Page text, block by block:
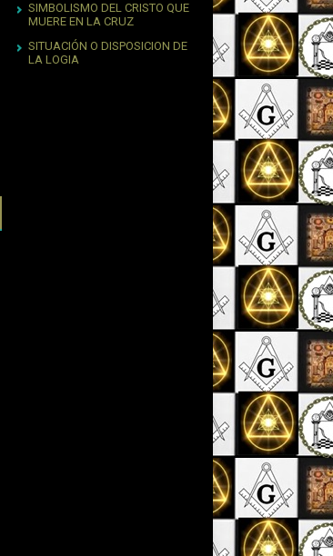
SIMBOLISMO DEL CRISTO QUE
MUERE EN LA CRUZ
SITUACIÓN O DISPOSICION DE
LA LOGIA